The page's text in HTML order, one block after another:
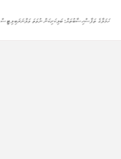
ހަމަލާގެ ތަފާސްހިސާބުތައް: ބަލިކަށިކަން ނުވަތަ ވަލްނަރަބިލިޓީސް